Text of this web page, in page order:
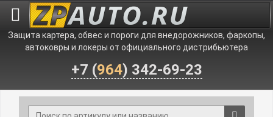
Защита картера, обвес и пороги для внедорожников, фаркопы,
автоковры и локеры от официального дистрибьютера
+7 (964) 342-69-23